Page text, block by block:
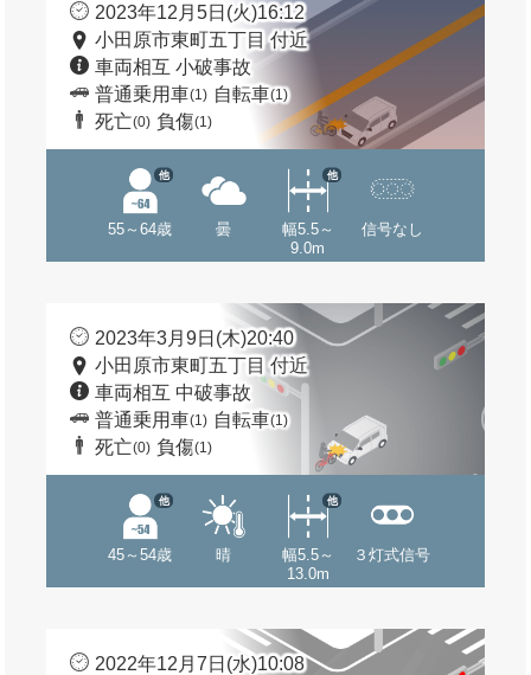
2023年12月5日(火)16:12
小田原市東町五丁目 付近
車両相互 小破事故
普通乗用車(1) 自転車(1)
死亡(0) 負傷(1)
55～64歳
他
曇
幅5.5～
9.0m
他
信号なし
2023年3月9日(木)20:40
小田原市東町五丁目 付近
車両相互 中破事故
普通乗用車(1) 自転車(1)
死亡(0) 負傷(1)
45～54歳
他
晴
幅5.5～
13.0m
他
３灯式信号
2022年12月7日(水)10:08